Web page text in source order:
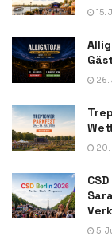
15.
26.
20.
5.